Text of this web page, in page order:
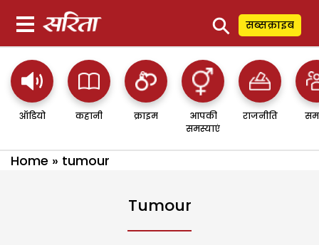
⚲ सब्सक्राइब
ऑडियो कहानी क्राइम
आपकी
समस्याएं
राजनीति
Home » tumour
Tumour